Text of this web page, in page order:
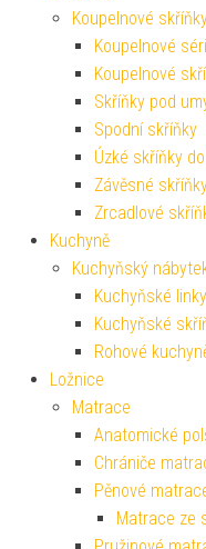
Koupelnové
Koupelnové
Koupelnové
Skříňky pod
Spodní skříňky
Úzké skříňky
Závěsné
Zrcadlové
Kuchyně
Kuchyňský
Kuchyňské
Kuchyňské
Rohové
Ložnice
Matrace
Anatomické
Chrániče
Pěnové
Matrace ze